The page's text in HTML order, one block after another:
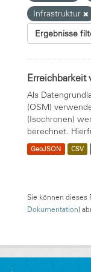
Infrastruktur
Ergebnisse
Erreichbarkeit
Als
(OSM)
(Isochronen)
berechnet.
GeoJSON CSV
Sie können dieses
Dokumentation)